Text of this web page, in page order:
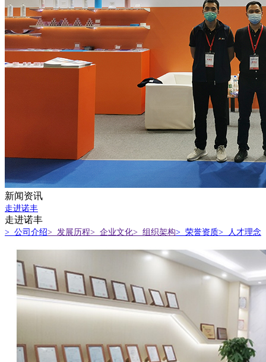
新闻资讯
走进诺丰
走进诺丰
> 公司介绍> 发展历程> 企业文化> 组织架构> 荣誉资质> 人才理念